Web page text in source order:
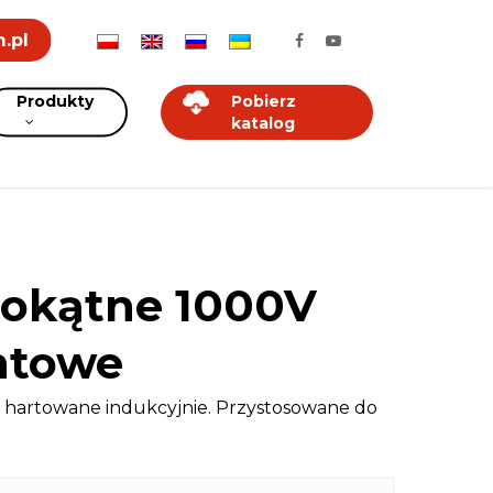
Produkty
Pobierz
katalog
1000V
indukcyjnie. Przystosowane do